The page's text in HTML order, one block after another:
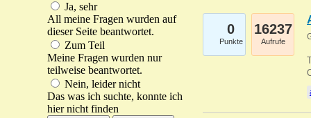
Ja, sehr
All meine Fragen wurden auf
dieser Seite beantwortet.
Zum Teil
Meine Fragen wurden nur
teilweise beantwortet.
Nein, leider nicht
Das was ich suchte, konnte ich
hier nicht finden
0
Punkte
16237
Aufrufe